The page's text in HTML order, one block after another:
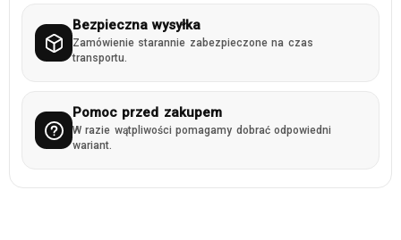
Bezpieczna wysyłka
Zamówienie starannie zabezpieczone na czas
transportu.
Pomoc przed zakupem
W razie wątpliwości pomagamy dobrać odpowiedni
wariant.